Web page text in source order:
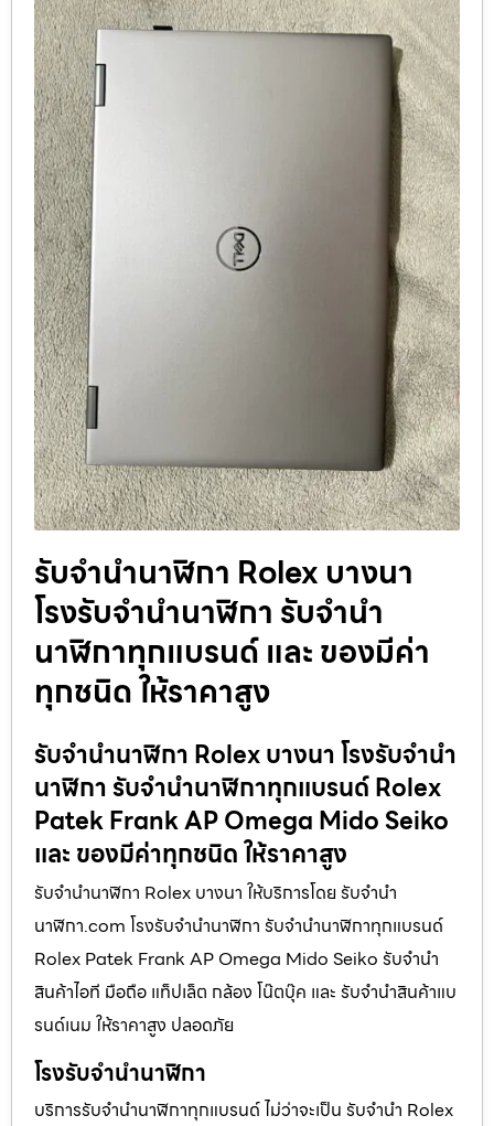
รับจำนำนาฬิกา Rolex บางนา
โรงรับจำนำนาฬิกา รับจำนำ
นาฬิกาทุกแบรนด์ และ ของมีค่า
ทุกชนิด ให้ราคาสูง
รับจำนำนาฬิกา Rolex บางนา โรงรับจำนำ
นาฬิกา รับจำนำนาฬิกาทุกแบรนด์ Rolex
Patek Frank AP Omega Mido Seiko
และ ของมีค่าทุกชนิด ให้ราคาสูง
รับจำนำนาฬิกา Rolex บางนา ให้บริการโดย รับจํานํา
นาฬิกา.com โรงรับจำนำนาฬิกา รับจำนำนาฬิกาทุกแบรนด์
Rolex Patek Frank AP Omega Mido Seiko รับจำนำ
สินค้าไอที มือถือ แท็ปเล็ต กล้อง โน๊ตบุ๊ค และ รับจำนำสินค้าแบ
รนด์เนม ให้ราคาสูง ปลอดภัย
โรงรับจำนำนาฬิกา
บริการรับจำนำนาฬิกาทุกแบรนด์ ไม่ว่าจะเป็น รับจำนำ Rolex